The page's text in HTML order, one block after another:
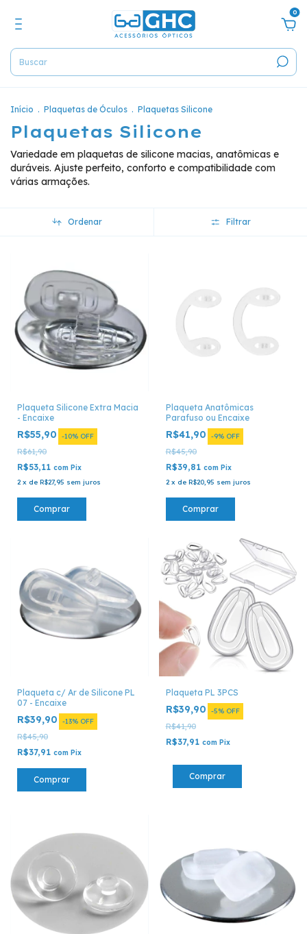
0
Início . Plaquetas de Óculos . Plaquetas Silicone
Plaquetas Silicone
Variedade em plaquetas de silicone macias, anatômicas e
duráveis. Ajuste perfeito, conforto e compatibilidade com
várias armações.
Ordenar Filtrar
Plaqueta Silicone Extra Macia
- Encaixe
R$55,90 -10% OFF
R$61,90
R$53,11 com Pix
2 x de R$27,95 sem juros
Comprar
Plaqueta Anatômicas
Parafuso ou Encaixe
R$41,90 -9% OFF
R$45,90
R$39,81 com Pix
2 x de R$20,95 sem juros
Comprar
Plaqueta c/ Ar de Silicone PL
07 - Encaixe
R$39,90 -13% OFF
R$45,90
R$37,91 com Pix
Comprar
Plaqueta PL 3PCS
R$39,90 -5% OFF
R$41,90
R$37,91 com Pix